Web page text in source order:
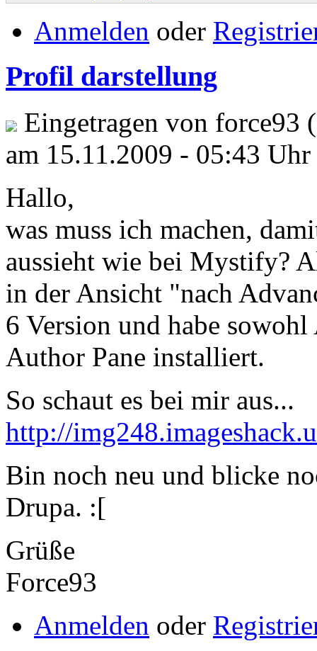
Anmelden oder
Profil darstellung
Eingetragen von force93
am 15.11.2009 - 05:43 Uhr
Hallo,
was muss ich machen,
aussieht wie bei Mystify?
in der Ansicht "nach
6 Version und habe
Author Pane installiert.
So schaut es bei mir aus...
http://
Bin noch neu und blicke
Drupa. :[
Grüße
Force93
Anmelden oder